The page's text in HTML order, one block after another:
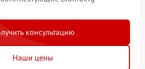
консультацию
Наши цены